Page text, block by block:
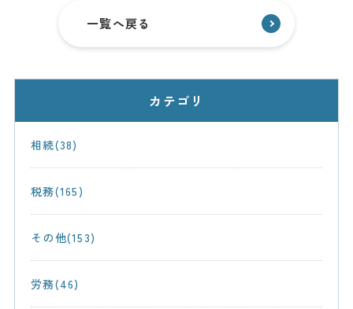
一覧へ戻る
カテゴリ
相続(38)
税務(165)
その他(153)
労務(46)